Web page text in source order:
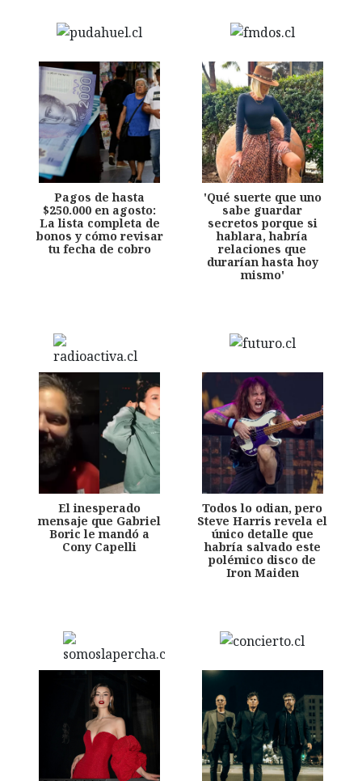
Pagos de hasta
$250.000 en agosto:
La lista completa de
bonos y cómo revisar
tu fecha de cobro
'Qué suerte que uno
sabe guardar
secretos porque si
hablara, habría
relaciones que
durarían hasta hoy
mismo'
El inesperado
mensaje que Gabriel
Boric le mandó a
Cony Capelli
Todos lo odian, pero
Steve Harris revela el
único detalle que
habría salvado este
polémico disco de
Iron Maiden